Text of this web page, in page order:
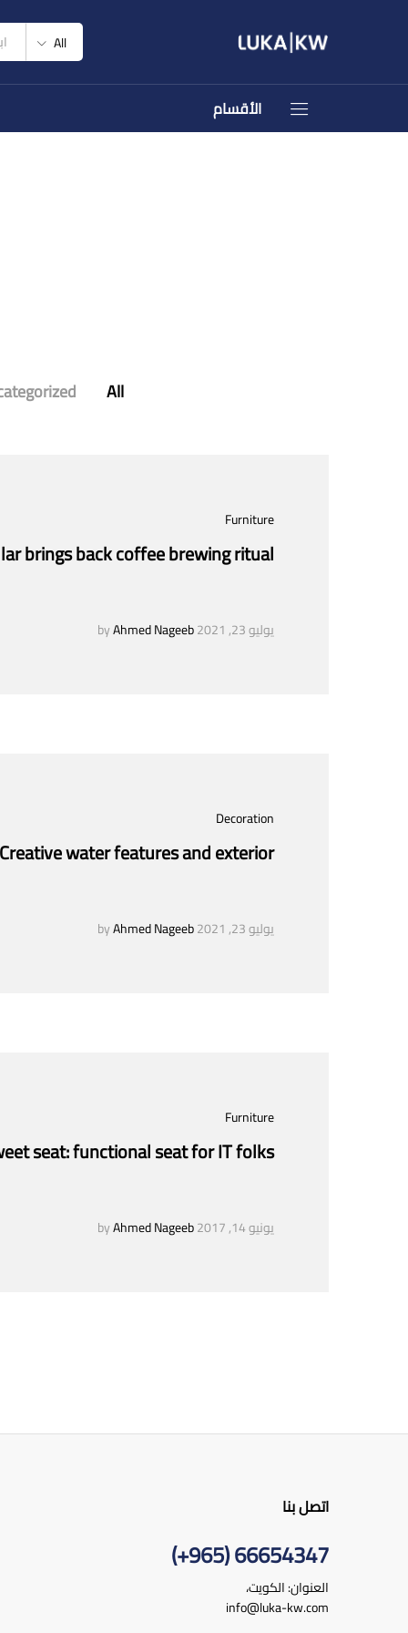
All
الأقسام
All
Furniture
brings back coffee brewing ritual
يوليو 23, 2021 Ahmed Nageeb
Decoration
Creative water features and exterior
يوليو 23, 2021 Ahmed Nageeb
Furniture
seat: functional seat for IT folks
يونيو 14, 2017 Ahmed Nageeb
اتصل بنا
66654347 (965+)
العنوان: الكويت،
info@luka-kw.com